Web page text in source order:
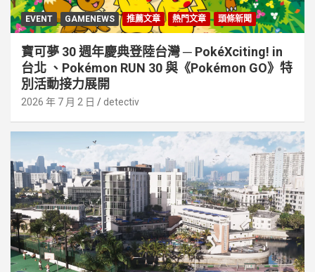
EVENT GAMENEWS 推薦文章 熱門文章 頭條新聞
寶可夢 30 週年慶典登陸台灣 ─ PokéXciting! in
台北 、Pokémon RUN 30 與《Pokémon GO》特
別活動接⼒展開
2026 年 7 月 2 日 detectiv